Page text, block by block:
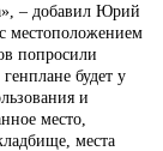
– добавил Юрий
местоположением
попросили
будет у
и
место,
места